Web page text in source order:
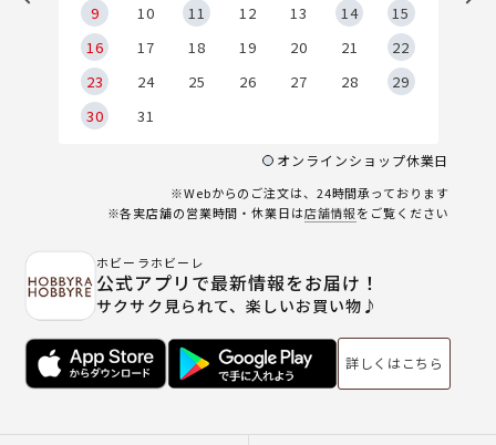
9
10 11 12 13 14
15
16
17 18 19 20 21
22
23
24 25 26 27 28
29
30
31
オンラインショップ休業日
※Webからのご注文は、24時間承っております
※各実店舗の営業時間・休業日は店舗情報をご覧ください
ホビーラホビーレ
公式アプリで最新情報をお届け！
サクサク見られて、楽しいお買い物♪
詳しくはこちら